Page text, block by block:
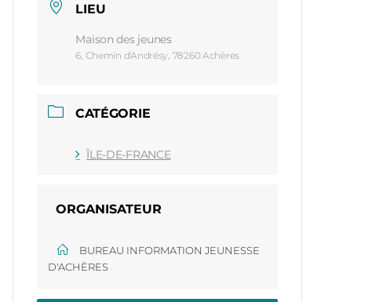
LIEU
Maison des jeunes
6, Chemin d'Andrésy, 78260 Achères
CATÉGORIE
ÎLE-DE-FRANCE
ORGANISATEUR
BUREAU INFORMATION JEUNESSE
D'ACHÈRES